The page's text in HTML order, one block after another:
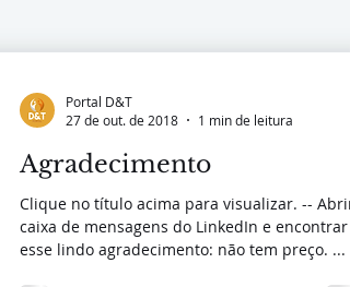
Portal D&T
27 de out. de 2018
1 min de leitura
Agradecimento
Clique no título acima para visualizar. -- Abrir